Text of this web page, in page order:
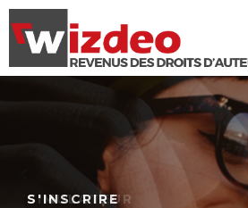
S'INSCRIRE
SIMULATEUR